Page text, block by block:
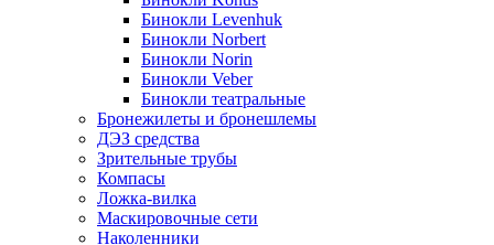
Бинокли Levenhuk
Бинокли Norbert
Бинокли Norin
Бинокли Veber
Бинокли театральные
Бронежилеты и бронешлемы
ДЭЗ средства
Зрительные трубы
Компасы
Ложка-вилка
Маскировочные сети
Наколенники